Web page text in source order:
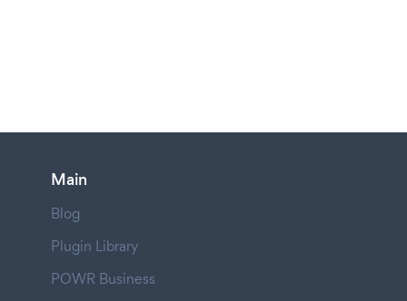
Main
Blog
Plugin Library
POWR Business